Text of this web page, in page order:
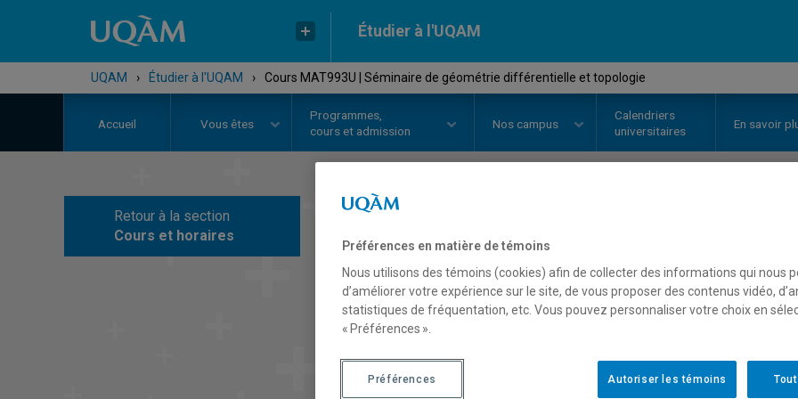
Étudier à l'UQAM
UQAM › Étudier à l'UQAM › Cours MAT993U | Séminaire de géométrie différentielle et topologie
Accueil Vous êtes
Programmes,
cours et admission
Nos campus
Calendriers
universitaires
En savoir
Retour à la section
Cours et horaires
COURS MAT993U
Séminaire
différentielle et
Préférences en matière de témoins
Nous utilisons des témoins (cookies) afin de collecter des informations qui nous
d’améliorer votre expérience sur le site, de vous proposer des contenus vidéo,
statistiques de fréquentation, etc. Vous pouvez personnaliser votre choix en
« Préférences ».
Autoriser les témoins
Préférences